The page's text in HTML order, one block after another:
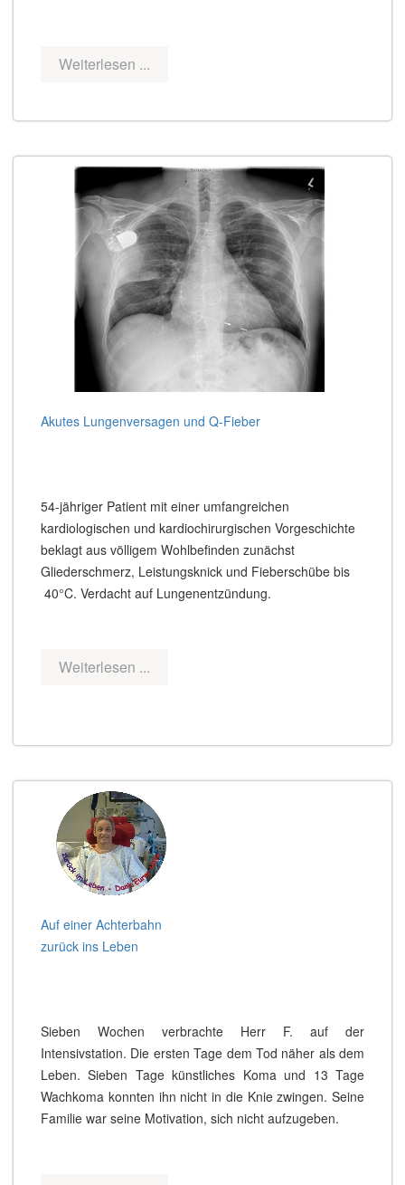
Weiterlesen ...
Akutes Lungenversagen und Q-Fieber
54-jähriger Patient mit einer umfangreichen
kardiologischen und kardiochirurgischen Vorgeschichte
beklagt aus völligem Wohlbefinden zunächst
Gliederschmerz, Leistungsknick und Fieberschübe bis
40°C. Verdacht auf Lungenentzündung.
Weiterlesen ...
Auf einer Achterbahn
zurück ins Leben
Sieben Wochen verbrachte Herr F. auf der
Intensivstation. Die ersten Tage dem Tod näher als dem
Leben. Sieben Tage künstliches Koma und 13 Tage
Wachkoma konnten ihn nicht in die Knie zwingen. Seine
Familie war seine Motivation, sich nicht aufzugeben.